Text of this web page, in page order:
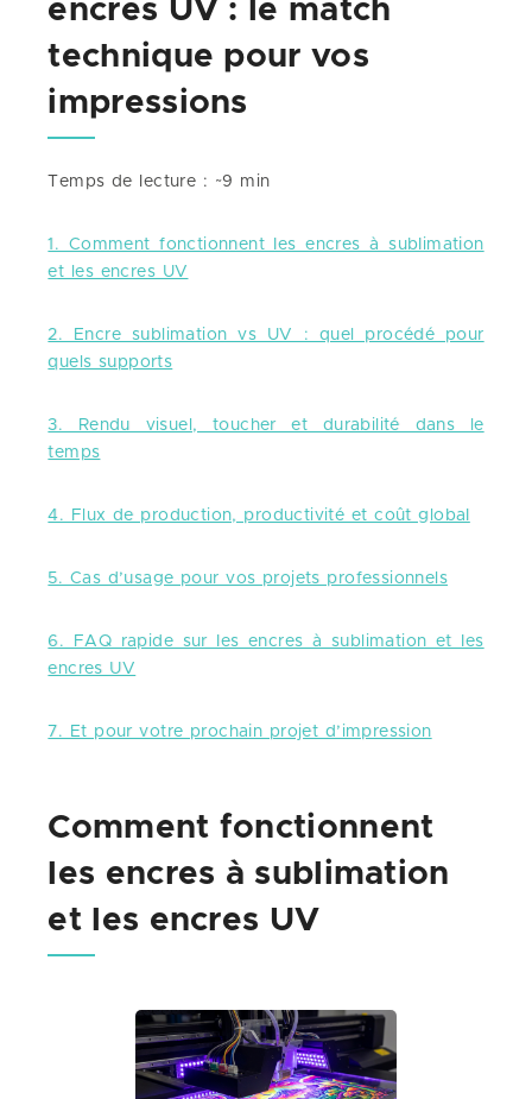
encres UV : le match
technique pour vos
impressions
Temps de lecture : ~9 min
1. Comment fonctionnent les encres à sublimation
et les encres UV
2. Encre sublimation vs UV : quel procédé pour
quels supports
3. Rendu visuel, toucher et durabilité dans le
temps
4. Flux de production, productivité et coût global
5. Cas d’usage pour vos projets professionnels
6. FAQ rapide sur les encres à sublimation et les
encres UV
7. Et pour votre prochain projet d’impression
Comment fonctionnent
les encres à sublimation
et les encres UV